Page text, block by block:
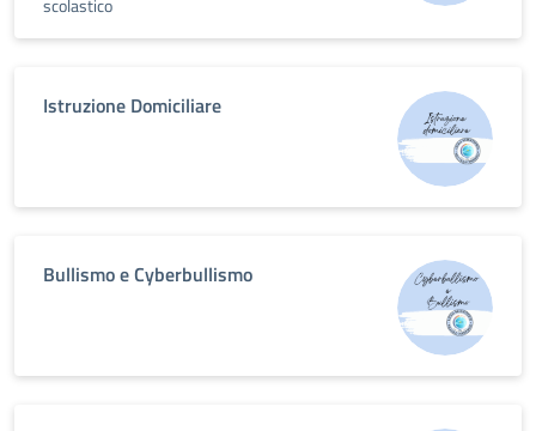
scolastico
Istruzione Domiciliare
Bullismo e Cyberbullismo